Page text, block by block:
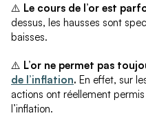
⚠️ Le cours de l’or est
dessus, les hausses sont
baisses.
⚠️ L’or ne permet pas
de l’inflation. En effet, sur
actions ont réellement
l’inflation.